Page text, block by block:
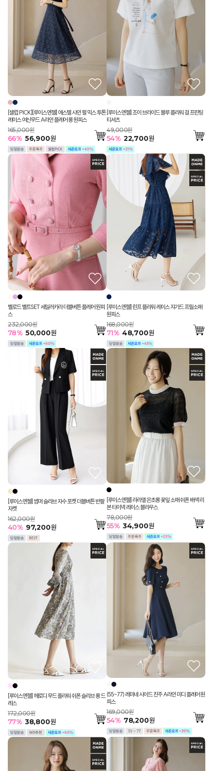
[셀럽 PICK][루이스엔젤] 에스텔 샤인 펄 믹스 투톤
레이스 여신무드 A라인 플레어 롱 원피스
165,000원
66% 56,900원
[루이스엔젤] 조이 브라이드 블루 플라워 걸 프린팅
티셔츠
49,000원
54% 22,700원
벨로드 벨트SET 세일러카라 더블버튼 플레어 원피
스
232,000원
78% 50,000원
[루이스엔젤] 린프 플라워 레이스 쟈가드 프릴소매
원피스
168,000원
71% 48,700원
[루이스엔젤] 썸머 슬라브 자수 포켓 더블버튼 반팔
자켓
162,000원
40% 97,200원
[루이스엔젤] 라라엘 은초롱 꽃잎 소매 쉬폰 배색 리
본 타이넥 레이스 블라우스
78,000원
55% 34,900원
[루이스엔젤] 헤로디 무드 플라워 쉬폰 슬리브 롱 드
레스
172,000원
77% 38,800원
(55-77) 레마네 사이드 진주 A라인 미디 플레어 원
피스
169,000원
54% 78,200원